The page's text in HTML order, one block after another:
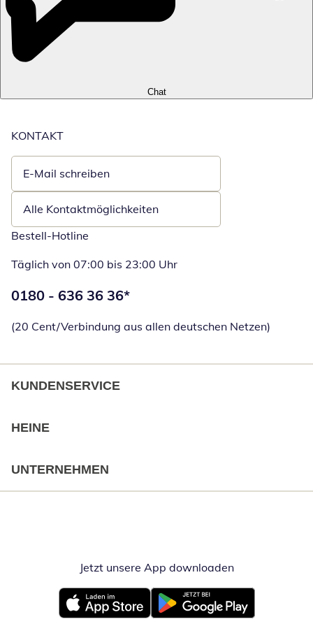
Chat
KONTAKT
E-Mail schreiben
Öffnet E-Mail-Client
Alle Kontaktmöglichkeiten
Bestell-Hotline
Täglich von 07:00 bis 23:00 Uhr
Telefonnummer:
0180 - 636 36 36*
(20 Cent/Verbindung aus allen deutschen Netzen)
KUNDENSERVICE
HEINE
UNTERNEHMEN
Jetzt unsere App downloadenÖffnet in
Öffnet in neuem FensterÖffnet in neuem Fenster